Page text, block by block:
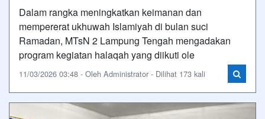
Dalam rangka meningkatkan keimanan dan
mempererat ukhuwah Islamiyah di bulan suci
Ramadan, MTsN 2 Lampung Tengah mengadakan
program kegiatan halaqah yang diikuti ole
11/03/2026 03:48 - Oleh Administrator - Dilihat 173 kali